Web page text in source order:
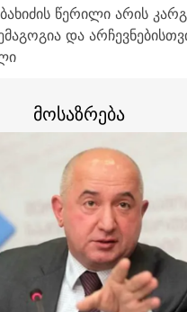
წერილი არის
და
მოსაზრება